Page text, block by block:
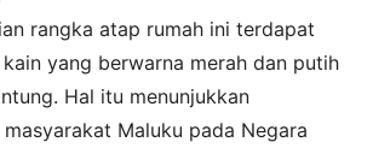
rangka atap rumah ini terdapat
kain yang berwarna merah dan putih
Hal itu menunjukkan
Maluku pada Negara